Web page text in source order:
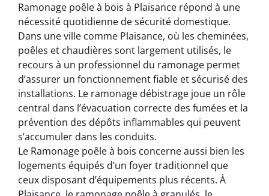
Ramonage poêle à bois à Plaisance répond à une
nécessité quotidienne de sécurité domestique.
Dans une ville comme Plaisance, où les cheminées,
poêles et chaudières sont largement utilisés, le
recours à un professionnel du ramonage permet
d’assurer un fonctionnement fiable et sécurisé des
installations. Le ramonage débistrage joue un rôle
central dans l’évacuation correcte des fumées et la
prévention des dépôts inflammables qui peuvent
s’accumuler dans les conduits.
Le Ramonage poêle à bois concerne aussi bien les
logements équipés d’un foyer traditionnel que
ceux disposant d’équipements plus récents. À